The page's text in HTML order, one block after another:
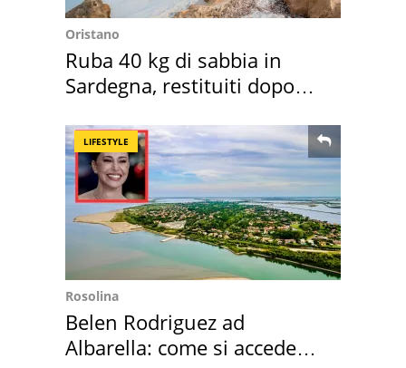
Oristano
Ruba 40 kg di sabbia in
Sardegna, restituiti dopo
LIFESTYLE
Rosolina
Belen Rodriguez ad
Albarella: come si accede